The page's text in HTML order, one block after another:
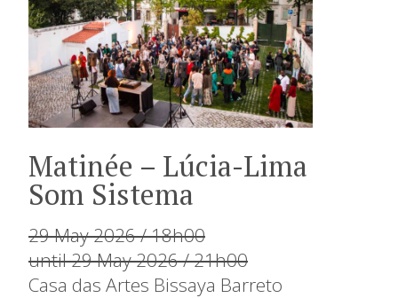
Matinée – Lúcia-Lima
Som Sistema
29 May 2026 / 18h00
until 29 May 2026 / 21h00
Casa das Artes Bissaya Barreto